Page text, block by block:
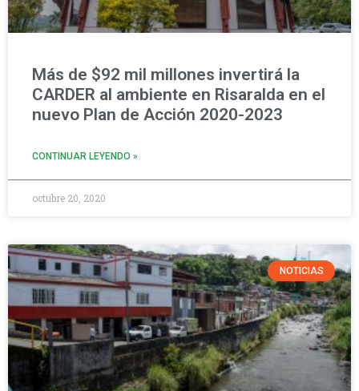
Más de $92 mil millones invertirá la
CARDER al ambiente en Risaralda en el
nuevo Plan de Acción 2020-2023
CONTINUAR LEYENDO »
octubre 20, 2020
NOTICIAS